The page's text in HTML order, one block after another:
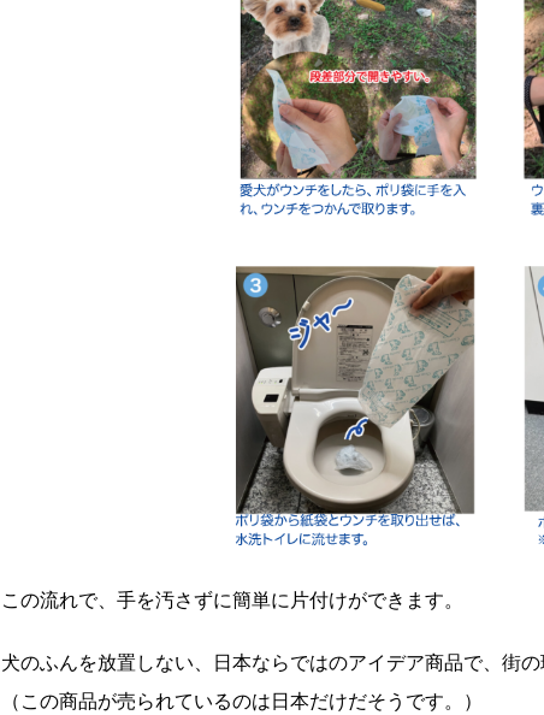
この流れで、手を汚さずに簡単に片付けができます。
犬のふんを放置しない、日本ならではのアイデア商品で、街の
（この商品が売られているのは日本だけだそうです。）